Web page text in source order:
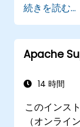
び定期
続きを読む...
Apache
14 時間
このインス
（オンラ